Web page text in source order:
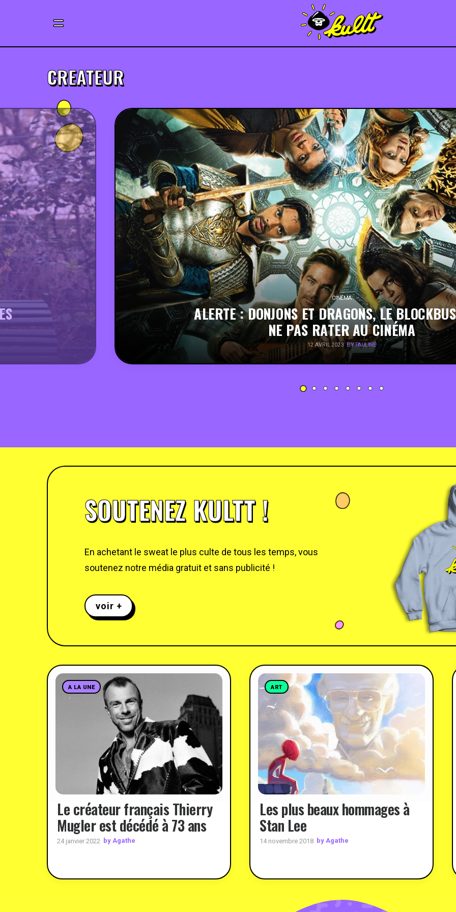
CREATEUR
CINÉMA
ALERTE : DONJONS ET DRAGONS, LE
NE PAS RATER AU CINÉMA
12 AVRIL 2023 BY PAULINE
SOUTENEZ KULTT !
En achetant le sweat le plus culte de tous les temps, vous
soutenez notre média gratuit et sans publicité !
voir +
A LA UNE
Le créateur français Thierry
Mugler est décédé à 73 ans
24 janvier 2022 by Agathe
ART
Les plus beaux hommages à
Stan Lee
14 novembre 2018 by Agathe